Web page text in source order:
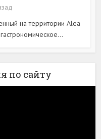
на территории Alea
по сайту